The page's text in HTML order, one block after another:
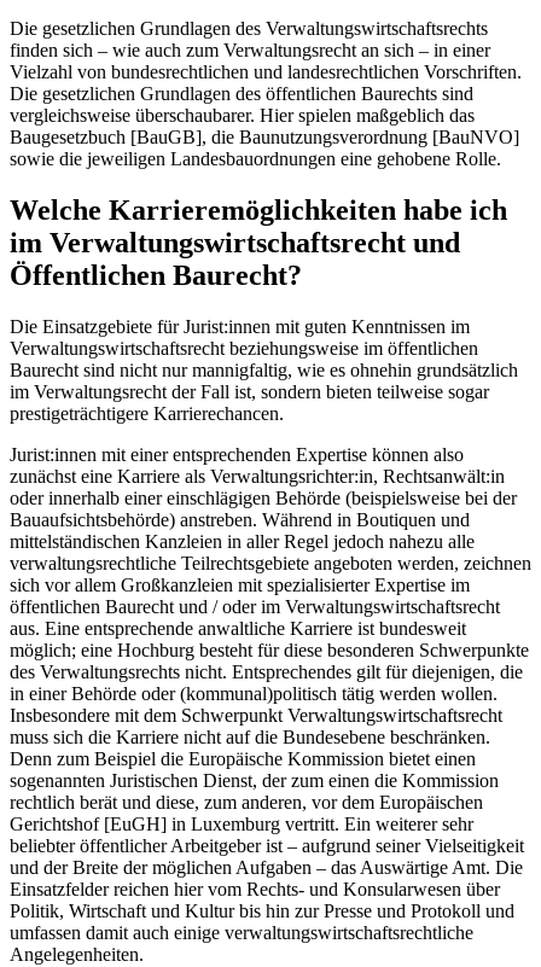
Die gesetzlichen Grundlagen des Verwaltungswirtschaftsrechts
finden sich – wie auch zum Verwaltungsrecht an sich – in einer
Vielzahl von bundesrechtlichen und landesrechtlichen Vorschriften.
Die gesetzlichen Grundlagen des öffentlichen Baurechts sind
vergleichsweise überschaubarer. Hier spielen maßgeblich das
Baugesetzbuch [BauGB], die Baunutzungsverordnung [BauNVO]
sowie die jeweiligen Landesbauordnungen eine gehobene Rolle.
Welche Karrieremöglichkeiten habe ich
im Verwaltungswirtschaftsrecht und
Öffentlichen Baurecht?
Die Einsatzgebiete für Jurist:innen mit guten Kenntnissen im
Verwaltungswirtschaftsrecht beziehungsweise im öffentlichen
Baurecht sind nicht nur mannigfaltig, wie es ohnehin grundsätzlich
im Verwaltungsrecht der Fall ist, sondern bieten teilweise sogar
prestigeträchtigere Karrierechancen.
Jurist:innen mit einer entsprechenden Expertise können also
zunächst eine Karriere als Verwaltungsrichter:in, Rechtsanwält:in
oder innerhalb einer einschlägigen Behörde (beispielsweise bei der
Bauaufsichtsbehörde) anstreben. Während in Boutiquen und
mittelständischen Kanzleien in aller Regel jedoch nahezu alle
verwaltungsrechtliche Teilrechtsgebiete angeboten werden, zeichnen
sich vor allem Großkanzleien mit spezialisierter Expertise im
öffentlichen Baurecht und / oder im Verwaltungswirtschaftsrecht
aus. Eine entsprechende anwaltliche Karriere ist bundesweit
möglich; eine Hochburg besteht für diese besonderen Schwerpunkte
des Verwaltungsrechts nicht. Entsprechendes gilt für diejenigen, die
in einer Behörde oder (kommunal)politisch tätig werden wollen.
Insbesondere mit dem Schwerpunkt Verwaltungswirtschaftsrecht
muss sich die Karriere nicht auf die Bundesebene beschränken.
Denn zum Beispiel die Europäische Kommission bietet einen
sogenannten Juristischen Dienst, der zum einen die Kommission
rechtlich berät und diese, zum anderen, vor dem Europäischen
Gerichtshof [EuGH] in Luxemburg vertritt. Ein weiterer sehr
beliebter öffentlicher Arbeitgeber ist – aufgrund seiner Vielseitigkeit
und der Breite der möglichen Aufgaben – das Auswärtige Amt. Die
Einsatzfelder reichen hier vom Rechts- und Konsularwesen über
Politik, Wirtschaft und Kultur bis hin zur Presse und Protokoll und
umfassen damit auch einige verwaltungswirtschaftsrechtliche
Angelegenheiten.